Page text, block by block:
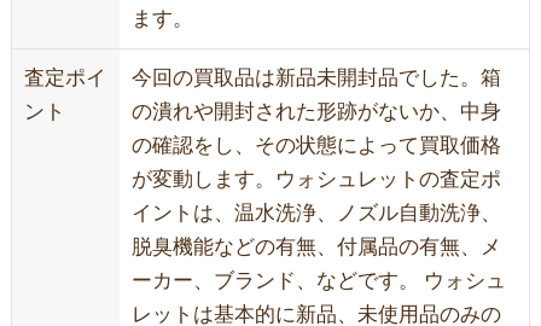
ます。
査定ポイ
ント
今回の買取品は新品未開封品でした。箱
の潰れや開封された形跡がないか、中身
の確認をし、その状態によって買取価格
が変動します。ウォシュレットの査定ポ
イントは、温水洗浄、ノズル自動洗浄、
脱臭機能などの有無、付属品の有無、メ
ーカー、ブランド、などです。 ウォシュ
レットは基本的に新品、未使用品のみの